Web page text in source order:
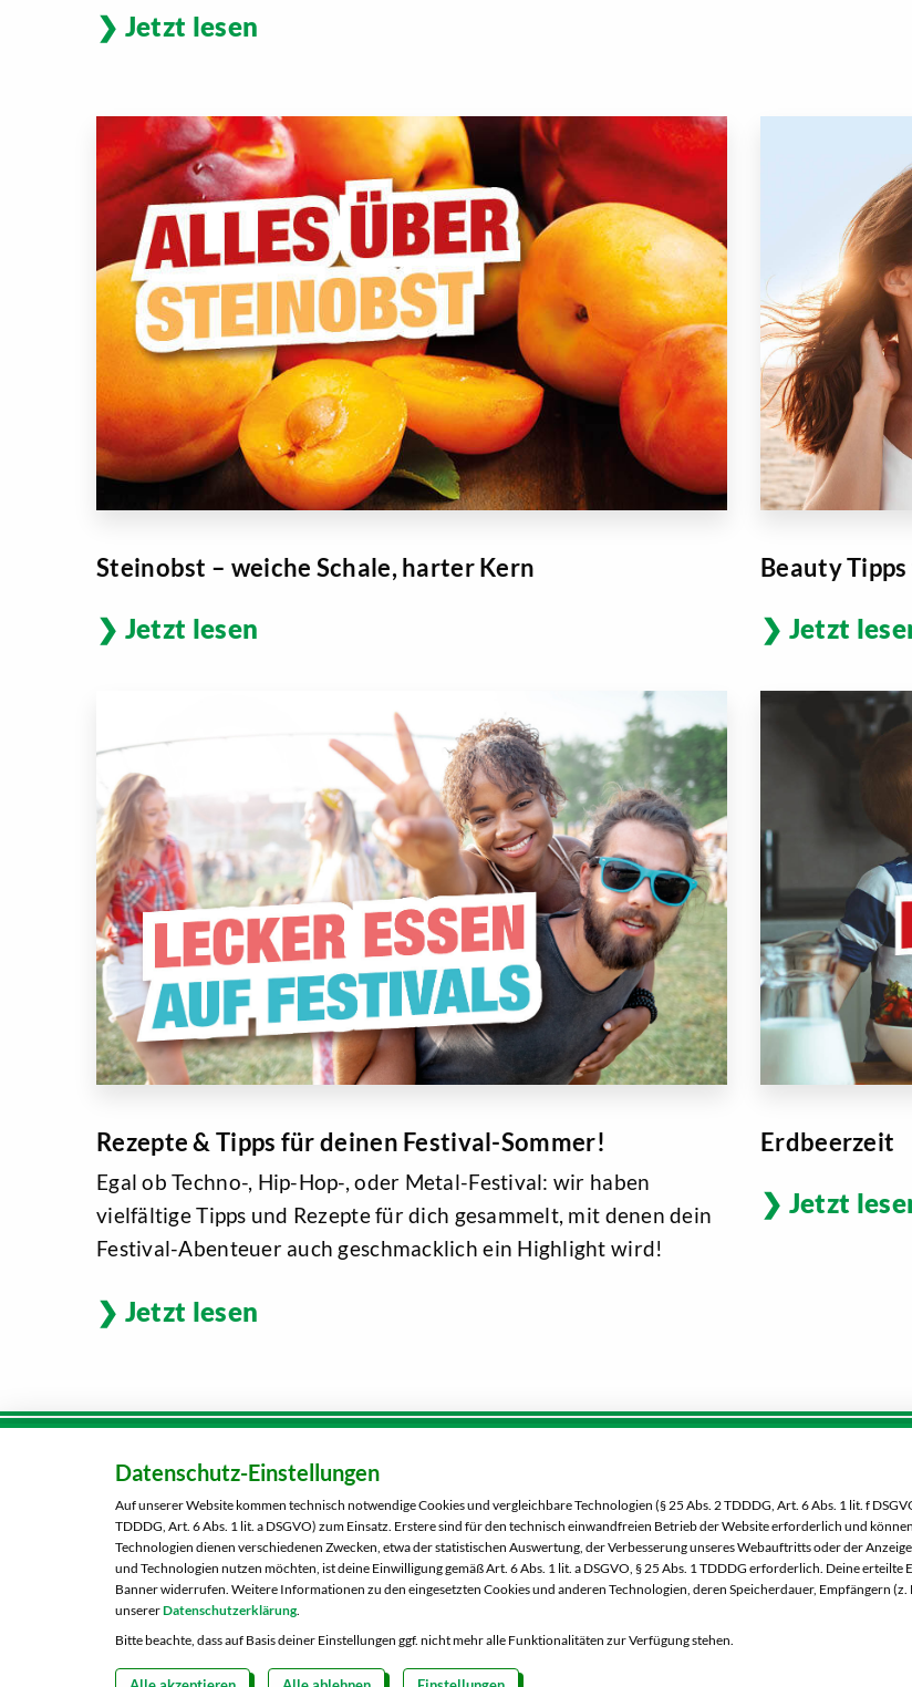
Jetzt lesen
Steinobst – weiche Schale, harter Kern
Jetzt lesen
Beauty
Jetzt
Rezepte & Tipps für deinen Festival-Sommer!
Egal ob Techno-, Hip-Hop-, oder Metal-Festival: wir haben
vielfältige Tipps und Rezepte für dich gesammelt, mit denen dein
Festival-Abenteuer auch geschmacklich ein Highlight wird!
Jetzt lesen
Erdbeerzeit
Jetzt
Karriere
Über uns
Kontaktformular
Tel.:0800 00 333 52
Besucht uns
auch auf Facebook
Besucht uns
auch auf Instagram
MARKTKAUF
Nieskyer Straße
02828 Görlitz
Telefon:03581
Datenschutz-Einstellungen
Auf unserer Website kommen technisch notwendige Cookies und vergleichbare Technologien (§ 25 Abs. 2 TDDDG, Art. 6 Abs. 1 lit. f
TDDDG, Art. 6 Abs. 1 lit. a DSGVO) zum Einsatz. Erstere sind für den technisch einwandfreien Betrieb der Website erforderlich und
Technologien dienen verschiedenen Zwecken, etwa der statistischen Auswertung, der Verbesserung unseres Webauftritts oder der
und Technologien nutzen möchten, ist deine Einwilligung gemäß Art. 6 Abs. 1 lit. a DSGVO, § 25 Abs. 1 TDDDG erforderlich. Deine
Banner widerrufen. Weitere Informationen zu den eingesetzten Cookies und anderen Technologien, deren Speicherdauer, Empfängern
unsererDatenschutzerklärung.
Bitte beachte, dass auf Basis deiner Einstellungen ggf. nicht mehr alle Funktionalitäten zur Verfügung stehen.